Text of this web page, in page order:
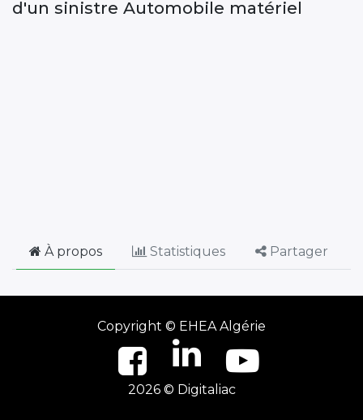
d'un sinistre Automobile matériel
À propos Statistiques Partager
Copyright © EHEA Algérie
2026 © Digitaliac